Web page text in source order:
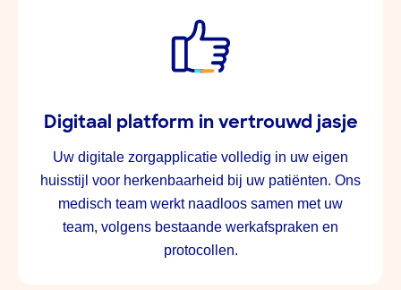
Digitaal platform in vertrouwd jasje
Uw digitale zorgapplicatie volledig in uw eigen
huisstijl voor herkenbaarheid bij uw patiënten. Ons
medisch team werkt naadloos samen met uw
team, volgens bestaande werkafspraken en
protocollen.